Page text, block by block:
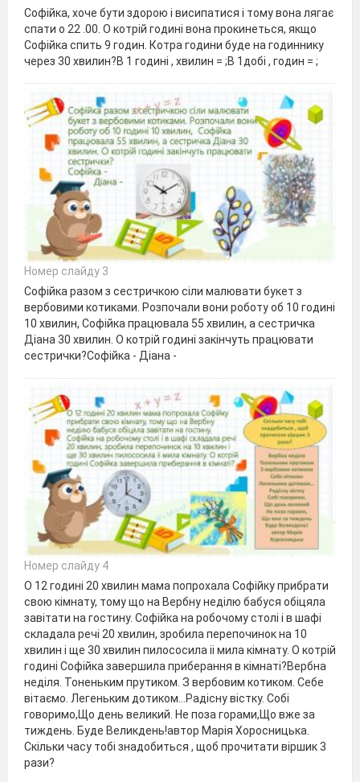
Софійка, хоче бути здорою і висипатися і тому вона лягає
спати о 22 .00. О котрій годині вона прокинеться, якщо
Софійка спить 9 годин. Котра години буде на годиннику
через 30 хвилин?В 1 годині , хвилин = ;В 1добі , годин = ;
Номер слайду 3
Софійка разом з сестричкою сіли малювати букет з
вербовими котиками. Розпочали вони роботу об 10 годині
10 хвилин, Софійка працювала 55 хвилин, а сестричка
Діана 30 хвилин. О котрій годині закінчуть працювати
сестрички?Софійка - Діана -
Номер слайду 4
О 12 годині 20 хвилин мама попрохала Софійку прибрати
свою кімнату, тому що на Вербну неділю бабуся обіцяла
завітати на гостину. Софійка на робочому столі і в шафі
складала речі 20 хвилин, зробила перепочинок на 10
хвилин і ще 30 хвилин пилососила іі мила кімнату. О котрій
годині Софійка завершила приберання в кімнаті?Вербна
неділя. Тоненьким прутиком. З вербовим котиком. Себе
вітаємо. Легеньким дотиком…Радісну вістку. Собі
говоримо,Що день великий. Не поза горами,Що вже за
тиждень. Буде Великдень!автор Марія Хоросницька.
Скільки часу тобі знадобиться , щоб прочитати віршик 3
рази?